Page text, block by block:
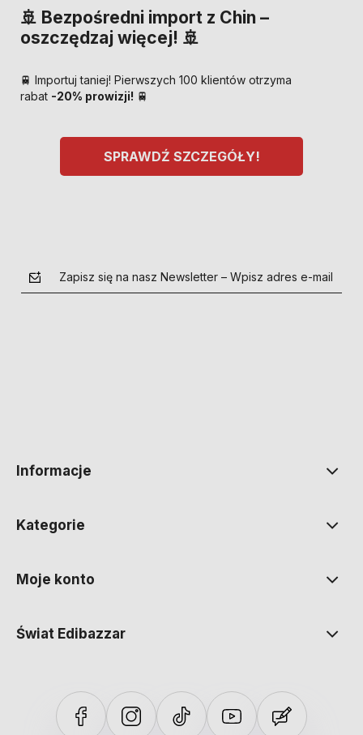
🚢 Bezpośredni import z Chin –
oszczędzaj więcej! 🚢
🚆 Importuj taniej! Pierwszych 100 klientów otrzyma
rabat -20% prowizji! 🚆
SPRAWDŹ SZCZEGÓŁY!
Zapisz się na nasz Newsletter – Wpisz adres e-mail
Informacje
Kategorie
Moje konto
Świat Edibazzar